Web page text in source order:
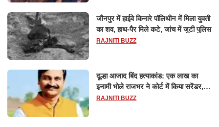
जौनपुर में हाईवे किनारे पॉलिथीन में मिला युवती
का शव, हाथ-पैर मिले कटे, जांच में जुटी पुलिस
RAJNITI BUZZ
दूल्हा आजाद बिंद हत्याकांड: एक लाख का
इनामी भोले राजभर ने कोर्ट में किया सरेंडर,
14 दिन के लिए भेजा गया जेल
RAJNITI BUZZ